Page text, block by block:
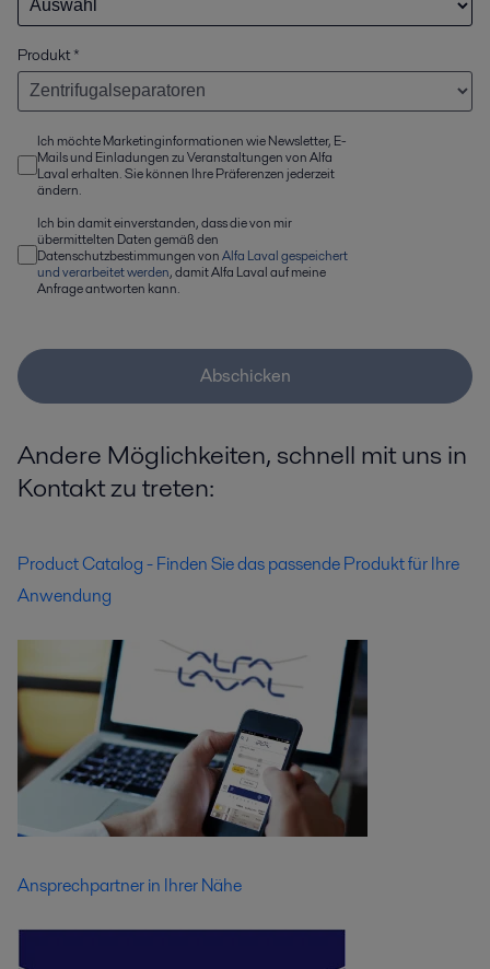
Produkt*
Ich möchte Marketinginformationen wie Newsletter, E-
Mails und Einladungen zu Veranstaltungen von Alfa
Laval erhalten. Sie können Ihre Präferenzen jederzeit
ändern.
Ich bin damit einverstanden, dass die von mir
übermittelten Daten gemäß den
Datenschutzbestimmungen vonAlfa Laval gespeichert
und verarbeitet werden, damit Alfa Laval auf meine
Anfrage antworten kann.
Abschicken
Andere Möglichkeiten, schnell mit uns in
Kontakt zu treten:
Product Catalog - Finden Sie das passende Produkt für Ihre
Anwendung
Ansprechpartner in Ihrer Nähe